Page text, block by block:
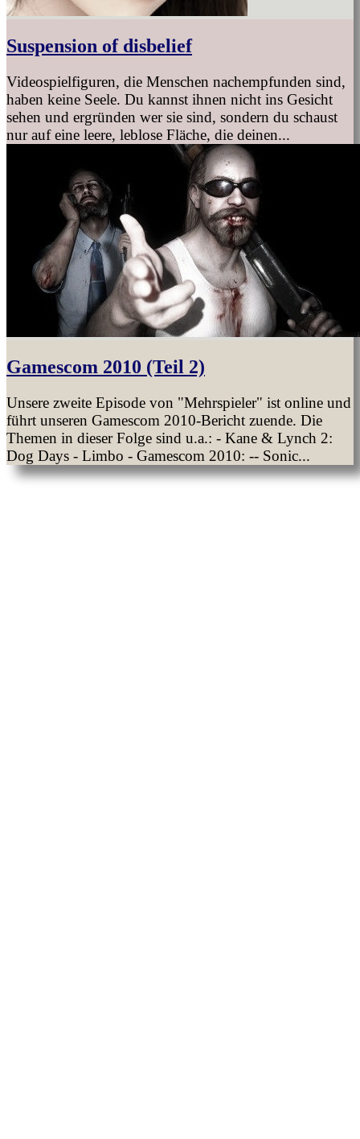
Suspension of disbelief
Videospielfiguren, die Menschen nachempfunden sind,
haben keine Seele. Du kannst ihnen nicht ins Gesicht
sehen und ergründen wer sie sind, sondern du schaust
nur auf eine leere, leblose Fläche, die deinen...
Gamescom 2010 (Teil 2)
Unsere zweite Episode von "Mehrspieler" ist online und
führt unseren Gamescom 2010-Bericht zuende. Die
Themen in dieser Folge sind u.a.: - Kane & Lynch 2:
Dog Days - Limbo - Gamescom 2010: -- Sonic...